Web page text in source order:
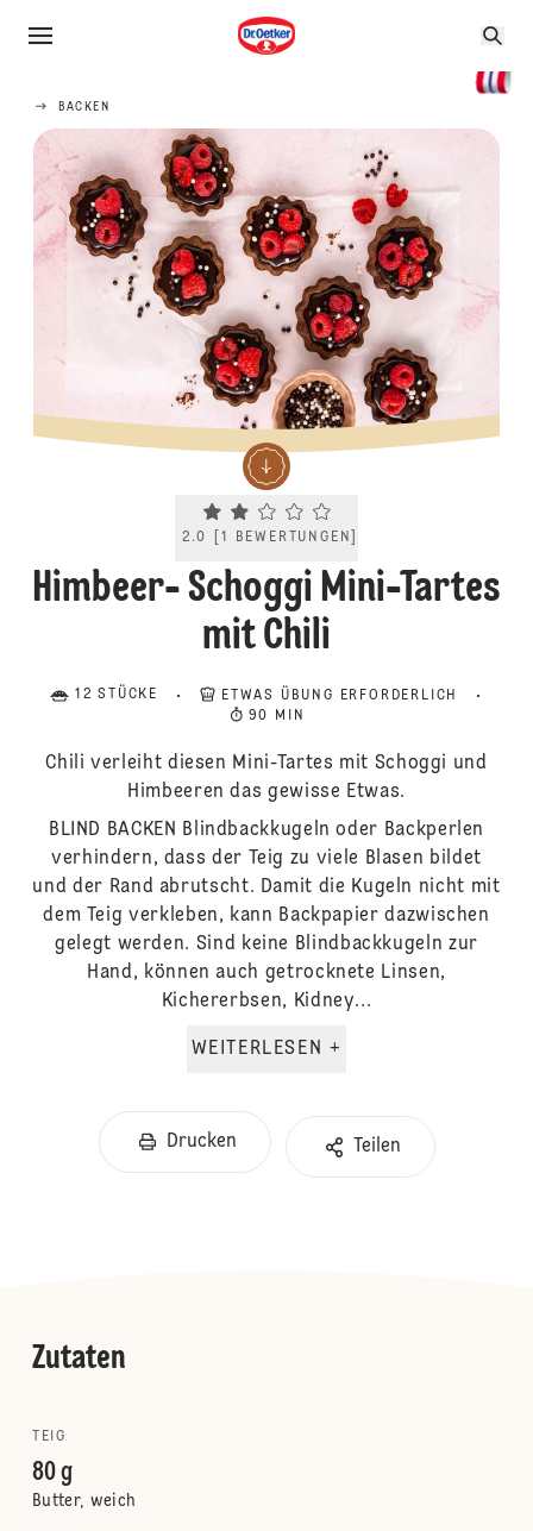
BACKEN
Current rating 2.0. Click to rate.
2.0 1 BEWERTUNGEN
Himbeer- Schoggi Mini-Tartes
mit Chili
12 STÜCKE
ETWAS ÜBUNG ERFORDERLICH
90 MIN
Chili verleiht diesen Mini-Tartes mit Schoggi und
Himbeeren das gewisse Etwas.
BLIND BACKEN Blindbackkugeln oder Backperlen
verhindern, dass der Teig zu viele Blasen bildet
und der Rand abrutscht. Damit die Kugeln nicht mit
dem Teig verkleben, kann Backpapier dazwischen
gelegt werden. Sind keine Blindbackkugeln zur
Hand, können auch getrocknete Linsen,
Kichererbsen, Kidney...
WEITERLESEN +
Drucken Teilen
Zutaten
TEIG
80 g
Butter, weich